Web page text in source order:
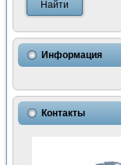
Информация
Контакты